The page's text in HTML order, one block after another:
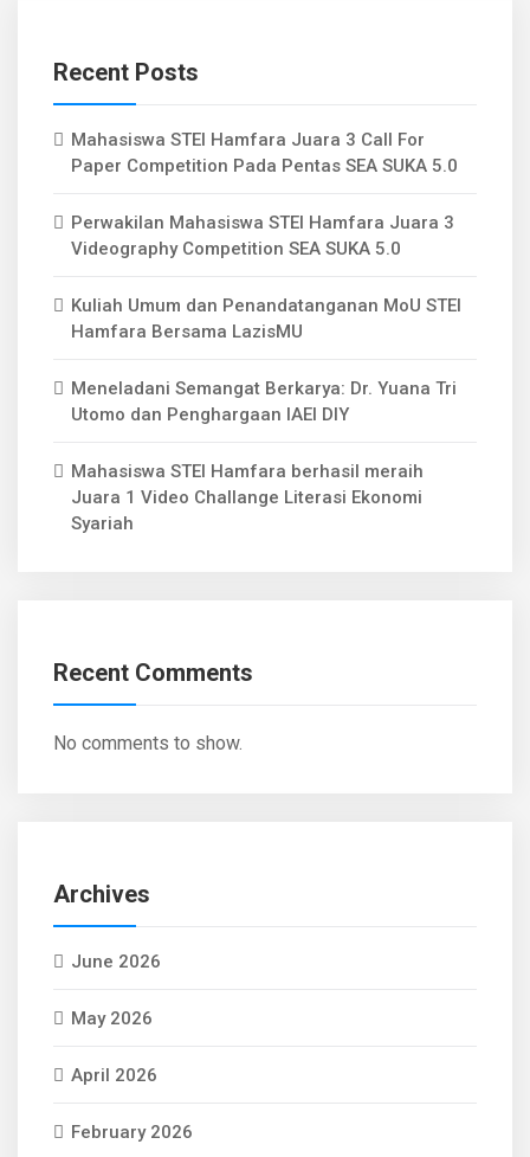
Recent Posts
Mahasiswa STEI Hamfara Juara 3 Call For
Paper Competition Pada Pentas SEA SUKA 5.0
Perwakilan Mahasiswa STEI Hamfara Juara 3
Videography Competition SEA SUKA 5.0
Kuliah Umum dan Penandatanganan MoU STEI
Hamfara Bersama LazisMU
Meneladani Semangat Berkarya: Dr. Yuana Tri
Utomo dan Penghargaan IAEI DIY
Mahasiswa STEI Hamfara berhasil meraih
Juara 1 Video Challange Literasi Ekonomi
Syariah
Recent Comments
No comments to show.
Archives
June 2026
May 2026
April 2026
February 2026